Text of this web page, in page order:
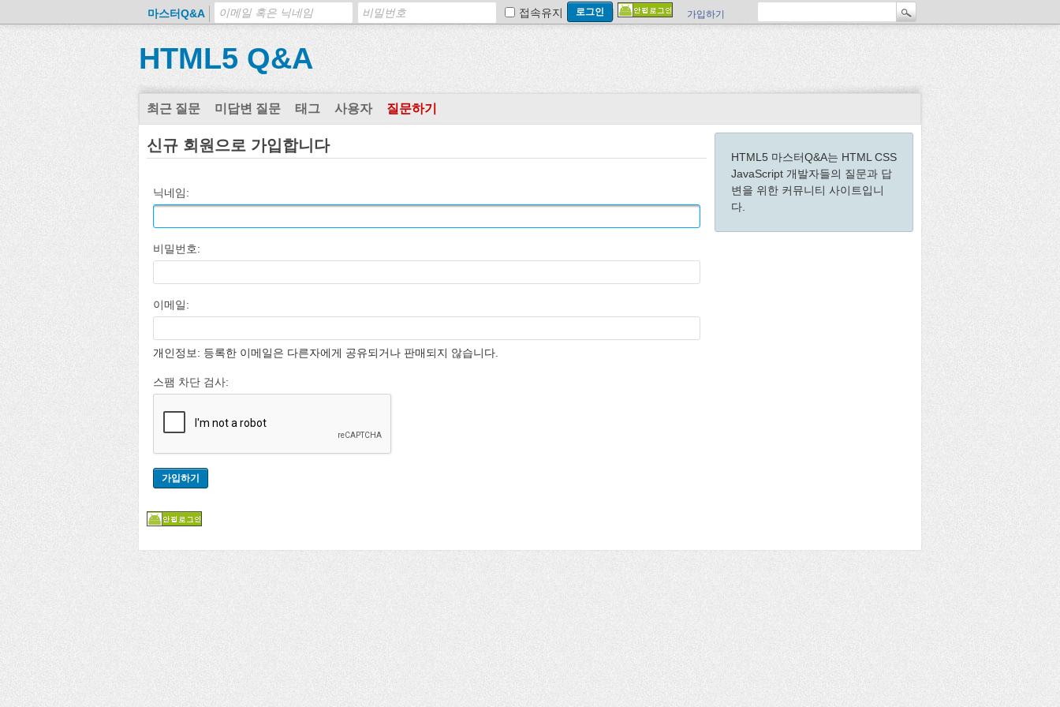
마스터Q&A 접속유지 가입하기
HTML5 Q&A
최근 질문 미답변 질문 태그 사용자 질문하기
HTML5 마스터Q&A는 HTML CSS
JavaScript 개발자들의 질문과 답
변을 위한 커뮤니티 사이트입니
다.
신규 회원으로 가입합니다
닉네임:
비밀번호:
이메일:
개인정보: 등록한 이메일은 다른자에게 공유되거나 판매되지 않습니다.
스팸 차단 검사: